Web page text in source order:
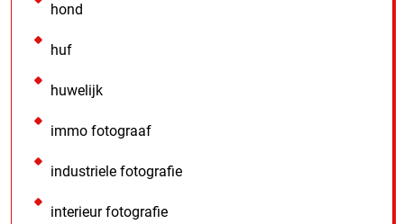
hond
huf
huwelijk
immo fotograaf
industriele fotografie
interieur fotografie